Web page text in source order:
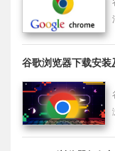
谷歌浏览器下载安装